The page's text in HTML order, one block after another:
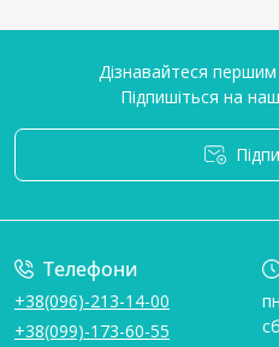
Дізнавайтеся першим
Підпишіться на
Телефони
+38(096)-213-14-00
+38(099)-173-60-55